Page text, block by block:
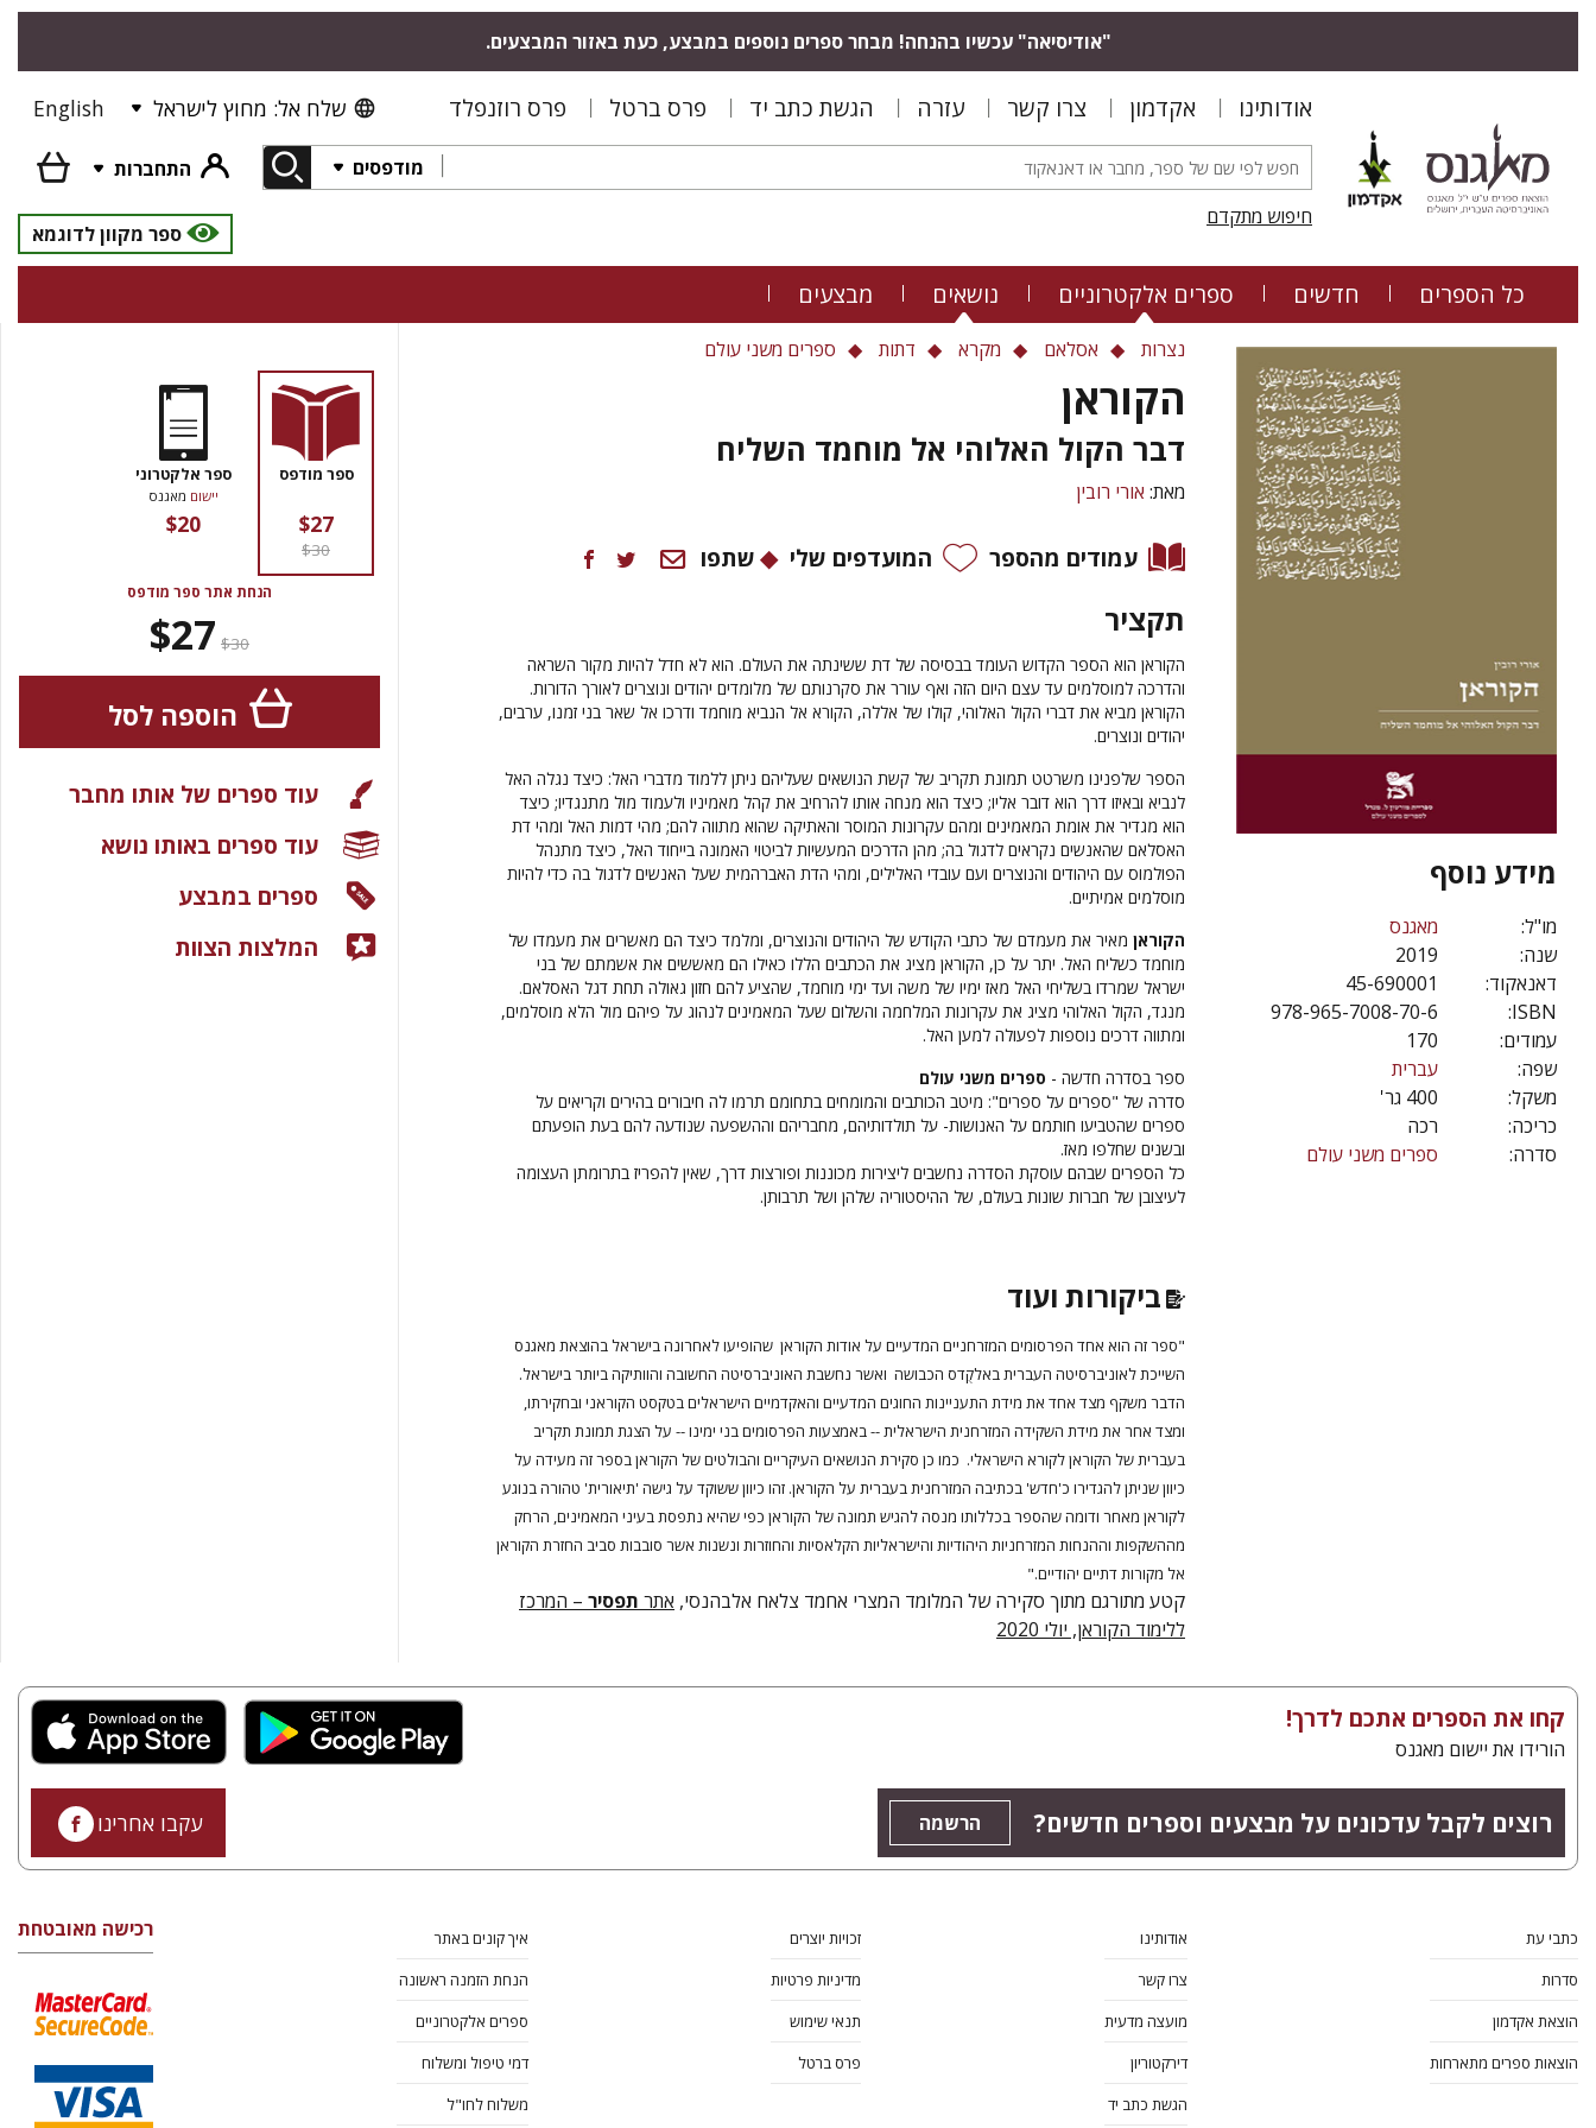
"אודיסיאה" עכשיו בהנחה! מבחר ספרים נוספים במבצע, כעת באזור המבצעים.
אודותינו אקדמון צרו קשר עזרה הגשת כתב יד פרס ברטל פרס רוזנפלד שלח אל: מחוץ לישראל English
מודפסים
התחברות
חיפוש מתקדם
ספר מקוון לדוגמא
כל הספרים חדשים ספרים אלקטרוניים נושאים מבצעים
מידע נוסף
מו"ל:
מאגנס
שנה:
2019
דאנאקוד:
45-690001
ISBN:
978-965-7008-70-6
עמודים:
170
שפה:
עברית
משקל:
400 גר'
כריכה:
רכה
סדרה:
ספרים משני עולם
נצרות אסלאם מקרא דתות ספרים משני עולם
הקוראן
דבר הקול האלוהי אל מוחמד השליח
מאת: אורי רובין
עמודים מהספר המועדפים שלי שתפו
תקציר
הקוראן הוא הספר הקדוש העומד בבסיסה של דת ששינתה את העולם. הוא לא חדל להיות מקור השראה
והדרכה למוסלמים עד עצם היום הזה ואף עורר את סקרנותם של מלומדים יהודים ונוצרים לאורך הדורות.
הקוראן מביא את דברי הקול האלוהי, קולו של אללה, הקורא אל הנביא מוחמד ודרכו אל שאר בני זמנו, ערבים,
יהודים ונוצרים.
הספר שלפנינו משרטט תמונת תקריב של קשת הנושאים שעליהם ניתן ללמוד מדברי האל: כיצד נגלה האל
לנביא ובאיזו דרך הוא דובר אליו; כיצד הוא מנחה אותו להרחיב את קהל מאמיניו ולעמוד מול מתנגדיו; כיצד
הוא מגדיר את אומת המאמינים ומהם עקרונות המוסר והאתיקה שהוא מתווה להם; מהי דמות האל ומהי דת
האסלאם שהאנשים נקראים לדגול בה; מהן הדרכים המעשיות לביטוי האמונה בייחוד האל, כיצד מתנהל
הפולמוס עם היהודים והנוצרים ועם עובדי האלילים, ומהי הדת האברהמית שעל האנשים לדגול בה כדי להיות
מוסלמים אמיתיים.
הקוראן מאיר את מעמדם של כתבי הקודש של היהודים והנוצרים, ומלמד כיצד הם מאשרים את מעמדו של
מוחמד כשליח האל. יתר על כן, הקוראן מציג את הכתבים הללו כאילו הם מאששים את אשמתם של בני
ישראל שמרדו בשליחי האל מאז ימיו של משה ועד ימי מוחמד, שהציע להם חזון גאולה תחת דגל האסלאם.
מנגד, הקול האלוהי מציג את עקרונות המלחמה והשלום שעל המאמינים לנהוג על פיהם מול הלא מוסלמים,
ומתווה דרכים נוספות לפעולה למען האל.
ספר בסדרה חדשה - ספרים משני עולם
סדרה של "ספרים על ספרים": מיטב הכותבים והמומחים בתחומם תרמו לה חיבורים בהירים וקריאים על
ספרים שהטביעו חותמם על האנושות- על תולדותיהם, מחבריהם וההשפעה שנודעה להם בעת הופעתם
ובשנים שחלפו מאז.
כל הספרים שבהם עוסקת הסדרה נחשבים ליצירות מכוננות ופורצות דרך, שאין להפריז בתרומתן העצומה
לעיצובן של חברות שונות בעולם, של ההיסטוריה שלהן ושל תרבותן.
ביקורות ועוד
"ספר זה הוא אחד הפרסומים המזרחניים המדעיים על אודות הקוראן שהופיעו לאחרונה בישראל בהוצאת מאגנס
השייכת לאוניברסיטה העברית באלקֻדס הכבושה ואשר נחשבת האוניברסיטה החשובה והוותיקה ביותר בישראל.
הדבר משקף מצד אחד את מידת התעניינות החוגים המדעיים והאקדמיים הישראלים בטקסט הקוראני ובחקירתו,
ומצד אחר את מידת השקידה המזרחנית הישראלית -- באמצעות הפרסומים בני ימינו -- על הצגת תמונת תקריב
בעברית של הקוראן לקורא הישראלי. כמו כן סקירת הנושאים העיקריים והבולטים של הקוראן בספר זה מעידה על
כיוון שניתן להגדירו כ'חדש' בכתיבה המזרחנית בעברית על הקוראן. זהו כיוון ששוקד על גישה 'תיאורית' טהורה בנוגע
לקוראן מאחר ודומה שהספר בכללותו מנסה להגיש תמונה של הקוראן כפי שהיא נתפסת בעיני המאמינים, הרחק
מההשקפות וההנחות המזרחניות היהודיות והישראליות הקלאסיות והחוזרות ונשנות אשר סובבות סביב החזרת הקוראן
אל מקורות דתיים יהודיים."
קטע מתורגם מתוך סקירה של המלומד המצרי אחמד צלאח אלבהנסי, אתר תפסיר – המרכז
ללימוד הקוראן, יולי 2020
ספר מודפס
$27
$30
ספר אלקטרוני
יישום מאגנס
$20
הנחת אתר ספר מודפס
$30
$27
הוספה לסל
עוד ספרים של אותו מחבר
עוד ספרים באותו נושא
ספרים במבצע
המלצות הצוות
קחו את הספרים אתכם לדרך!
הורידו את יישום מאגנס
רוצים לקבל עדכונים על מבצעים וספרים חדשים? הרשמה עקבו אחרינו
כתבי עת
סדרות
הוצאת אקדמון
הוצאות ספרים מתארחות
אודותינו
צרו קשר
מועצה מדעית
דירקטוריון
הגשת כתב יד
זכויות יוצרים
מדיניות פרטיות
תנאי שימוש
פרס ברטל
איך קונים באתר
הנחת הזמנה ראשונה
ספרים אלקטרוניים
דמי טיפול ומשלוח
משלוח לחו"ל
רכישה מאובטחת